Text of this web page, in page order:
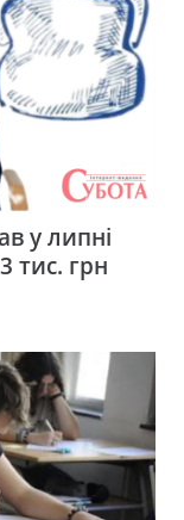
у липні
тис. грн